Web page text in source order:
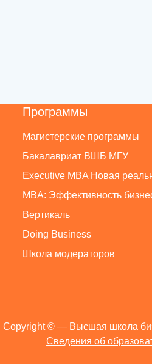
Программы
Магистерские программы
Бакалавриат ВШБ МГУ
Executive MBA Новая
MBA: Эффективность
Вертикаль
Doing Business
Школа модераторов
Copyright © — Высшая школа
Сведения об